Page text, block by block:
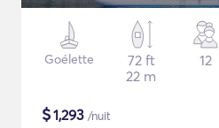
Goélette
72 ft
22 m
12
$1,293 /nuit